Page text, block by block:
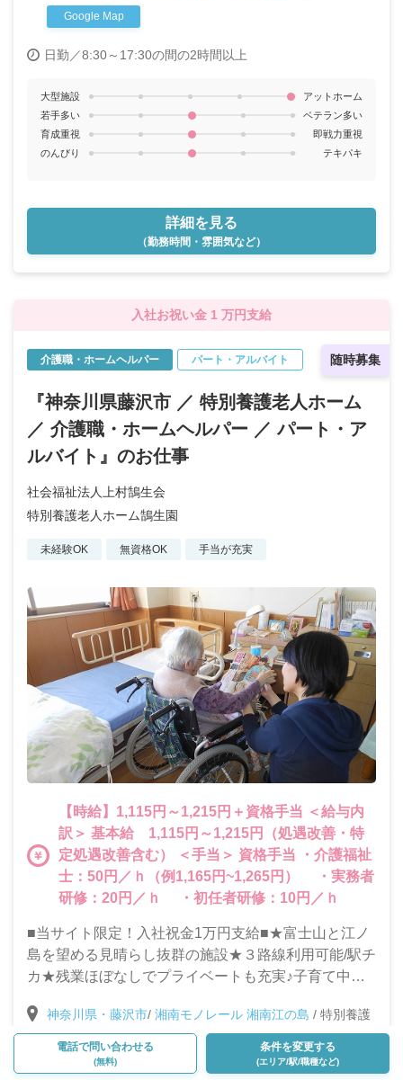
Google Map
日勤／8:30～17:30の間の2時間以上
大型施設
アットホーム
若手多い
ベテラン多い
育成重視
即戦力重視
のんびり
テキパキ
詳細を見る
（勤務時間・雰囲気など）
入社お祝い金 1 万円支給
随時募集
介護職・ホームヘルパー パート・アルバイト
『神奈川県藤沢市 ／ 特別養護老人ホーム
／ 介護職・ホームヘルパー ／ パート・ア
ルバイト』のお仕事
社会福祉法人上村鵠生会
特別養護老人ホーム鵠生園
未経験OK 無資格OK 手当が充実
【時給】1,115円～1,215円＋資格手当 ＜給与内
訳＞ 基本給 1,115円～1,215円（処遇改善・特
定処遇改善含む） ＜手当＞ 資格手当 ・介護福祉
士：50円／ｈ（例1,165円~1,265円） ・実務者
研修：20円／ｈ ・初任者研修：10円／ｈ
■当サイト限定！入社祝金1万円支給■★富士山と江ノ
島を望める見晴らし抜群の施設★３路線利用可能/駅チ
カ★残業ほぼなしでプライベートも充実♪子育て中の
可能][バイク・自転車通勤可]
神奈川県・藤沢市/ 湘南モノレール 湘南江の島 / 特別養護
老人ホーム
Google Map
電話で問い合わせる
(無料)
条件を変更する
(エリア/駅/職種など)